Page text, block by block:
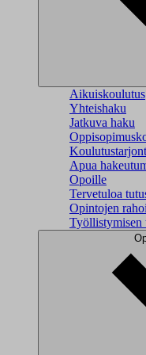
Aikuiskoulutus
Yhteishaku
Jatkuva haku
Apua
Opoille
Tervetuloa
Opintojen
Työllistymisen